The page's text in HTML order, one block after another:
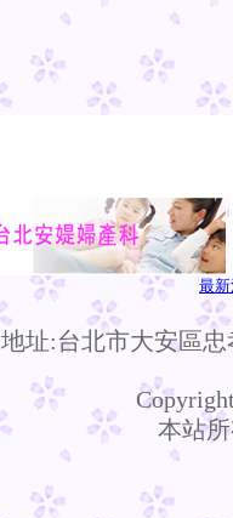
最
地址:台北市大安區
本站